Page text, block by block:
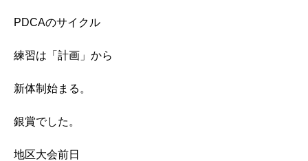
PDCAのサイクル
練習は「計画」から
新体制始まる。
銀賞でした。
地区大会前日